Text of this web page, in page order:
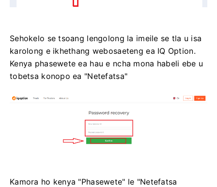
Sehokelo se tsoang lengolong la imeile se tla u isa
karolong e ikhethang webosaeteng ea IQ Option.
Kenya phasewete ea hau e ncha mona habeli ebe u
tobetsa konopo ea "Netefatsa"
Kamora ho kenya "Phasewete" le "Netefatsa